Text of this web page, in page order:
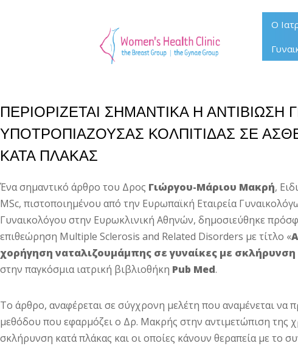
Ο
ΠΕΡΙΟΡΙΖΕΤΑΙ ΣΗΜΑΝΤΙΚΑ Η ΑΝΤΙΒΙΩΣΗ
ΥΠΟΤΡΟΠΙΑΖΟΥΣΑΣ ΚΟΛΠΙΤΙΔΑΣ ΣΕ
ΚΑΤΑ ΠΛΑΚΑΣ
Ένα σημαντικό άρθρο του Δρος Γιώργου-Μάριου Μακρή,
MSc, πιστοποιημένου από την Ευρωπαϊκή Εταιρεία
Γυναικολόγου στην Ευρωκλινική Αθηνών, δημοσιεύθηκε
επιθεώρηση Multiple Sclerosis and Related Disorders με τίτλο «
χορήγηση ναταλιζουμάμπης σε γυναίκες με
στην παγκόσμια ιατρική βιβλιοθήκη Pub Med.
Το άρθρο, αναφέρεται σε σύγχρονη μελέτη που αναμένεται να
μεθόδου που εφαρμόζει ο Δρ. Μακρής στην αντιμετώπιση της
σκλήρυνση κατά πλάκας και οι οποίες κάνουν θεραπεία με το